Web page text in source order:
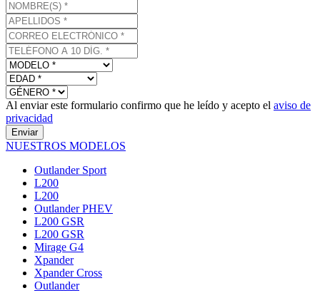
Al enviar este formulario confirmo que he leído y acepto el aviso de
privacidad
Enviar
NUESTROS MODELOS
Outlander Sport
L200
L200
Outlander PHEV
L200 GSR
L200 GSR
Mirage G4
Xpander
Xpander Cross
Outlander